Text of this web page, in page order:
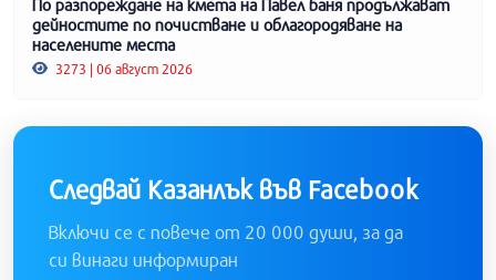
дейностите по почистване и облагородяване на
населените места
3273 | 06 август 2026
Следвай Казанлък във Facebook
Включи се с повече от 20 000 души, за да
си винаги информиран